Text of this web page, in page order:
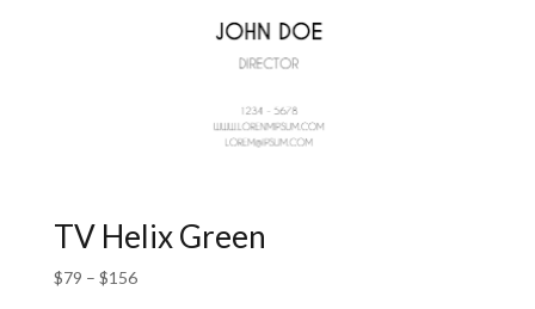
TV Helix Green
$79 – $156